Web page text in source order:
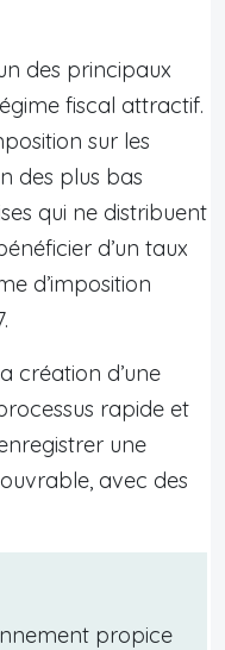
des principaux
fiscal attractif.
sur les
des plus bas
qui ne distribuent
d’un taux
d’imposition
création d’une
rapide et
une
avec des
propice